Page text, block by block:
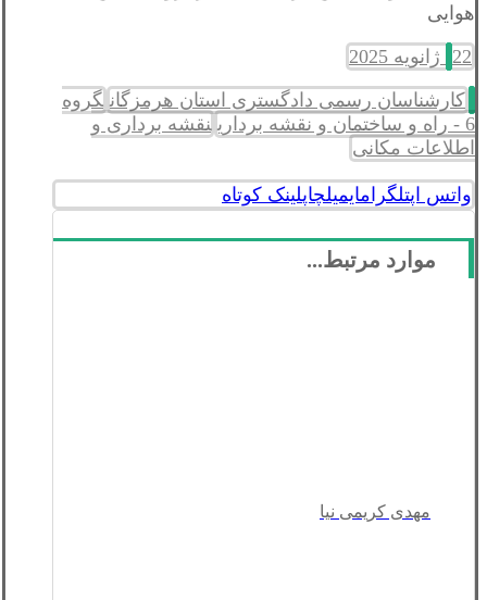
هوایی
22 ژانویه 2025
کارشناسان رسمی دادگستری استان هرمزگان گروه
6 - راه و ساختمان و نقشه برداری
نقشه برداری و
اطلاعات مکانی
واتس اپتلگرامایمیلچاپلینک کوتاه
موارد مرتبط...
مهدی کریمی نیا